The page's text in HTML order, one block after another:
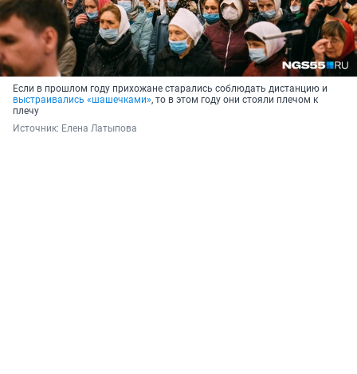
Если в прошлом году прихожане старались соблюдать дистанцию и
выстраивались «шашечками», то в этом году они стояли плечом к
плечу
Источник: Елена Латыпова